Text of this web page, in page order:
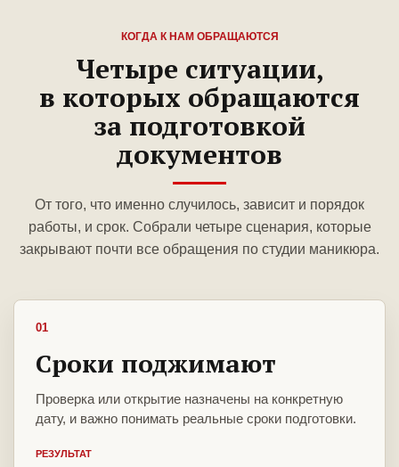
КОГДА К НАМ ОБРАЩАЮТСЯ
Четыре ситуации,
в которых обращаются
за подготовкой
документов
От того, что именно случилось, зависит и порядок
работы, и срок. Собрали четыре сценария, которые
закрывают почти все обращения по студии маникюра.
01
Сроки поджимают
Проверка или открытие назначены на конкретную
дату, и важно понимать реальные сроки подготовки.
РЕЗУЛЬТАТ